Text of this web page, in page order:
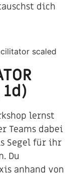
dich
lernst
Teams dabei
Segel für ihr
Du
anhand von